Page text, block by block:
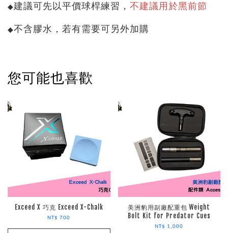
◆建議可先以平價球桿練習， 不建議用於黑前節
◆不含膠水，若有需要可另外加購
您可能也喜歡
Exceed X 巧克 Exceed X-Chalk
NT$ 700
美洲豹用副廠配重包 Weight
Bolt Kit for Predator Cues
NT$ 1,000